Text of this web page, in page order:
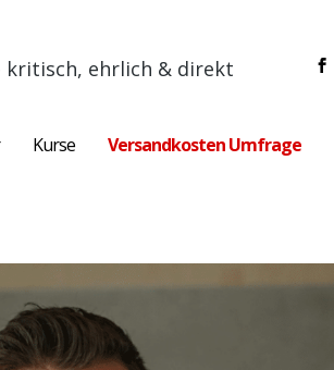
kritisch, ehrlich & direkt
Kurse Versandkosten Umfrage